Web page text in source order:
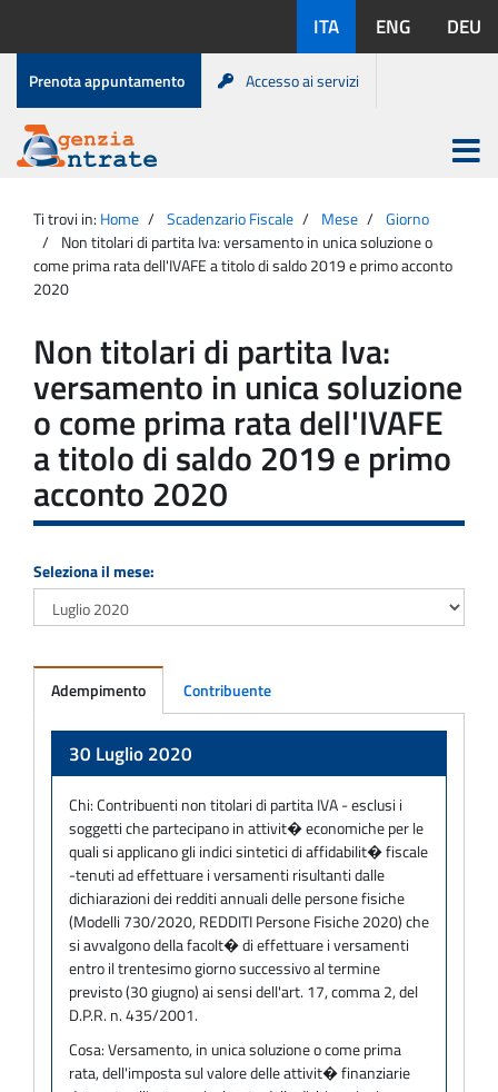
contenuto
disponibili:
ITA ENG DEU
Menu
di
servizio
Prenota appuntamento Accesso ai servizi
Agenzia
Entrate
Apri
menu
principale
Ti trovi in: Home Scadenzario Fiscale Mese
Giorno
Non titolari di partita Iva: versamento in unica soluzione o
come prima rata dell'IVAFE a titolo di saldo 2019 e primo acconto
2020
Non titolari di partita Iva:
versamento in unica soluzione
o come prima rata dell'IVAFE
a titolo di saldo 2019 e primo
acconto 2020
Seleziona il mese:
Adempimento Contribuente
30 Luglio 2020
Chi:Contribuenti non titolari di partita IVA - esclusi i
soggetti che partecipano in attivit� economiche per le
quali si applicano gli indici sintetici di affidabilit� fiscale
-tenuti ad effettuare i versamenti risultanti dalle
dichiarazioni dei redditi annuali delle persone fisiche
(Modelli 730/2020, REDDITI Persone Fisiche 2020) che
si avvalgono della facolt� di effettuare i versamenti
entro il trentesimo giorno successivo al termine
previsto (30 giugno) ai sensi dell'art. 17, comma 2, del
D.P.R. n. 435/2001.
Cosa:Versamento, in unica soluzione o come prima
rata, dell'imposta sul valore delle attivit� finanziarie